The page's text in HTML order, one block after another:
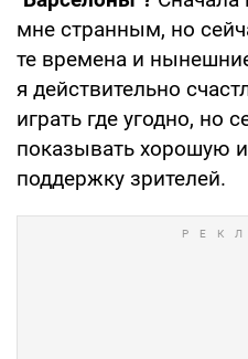
мне странным, но
те времена и
я действительно
играть где угодно, но
показывать хорошую
поддержку зрителей.